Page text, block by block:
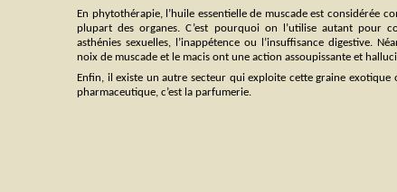
En phytothérapie, l’huile essentielle de muscade est considérée
plupart des organes. C’est pourquoi on l’utilise autant pour
asthénies sexuelles, l’inappétence ou l’insuffisance digestive.
noix de muscade et le macis ont une action assoupissante et
Enfin, il existe un autre secteur qui exploite cette graine exotique
pharmaceutique, c’est la parfumerie.